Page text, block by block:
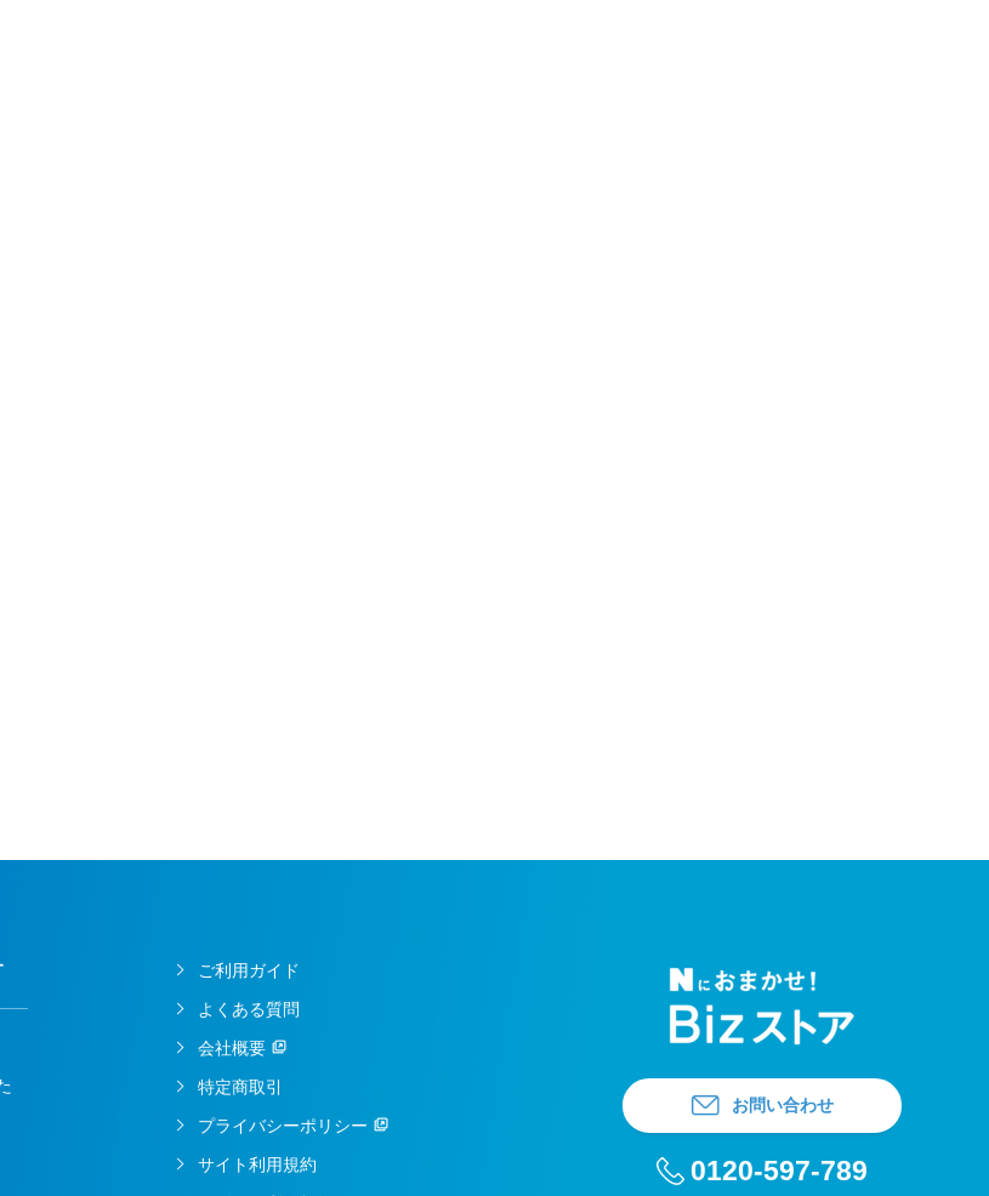
ご利用ガイド
よくある質問
会社概要
特定商取引
プライバシーポリシー
サイト利用規約
お問い合わせ
0120-597-789